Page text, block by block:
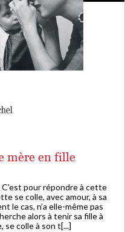
mère en fille
C’est pour répondre à cette
se colle, avec amour, à sa
le cas, n’a elle-même pas
alors à tenir sa fille à
se colle à son t[...]